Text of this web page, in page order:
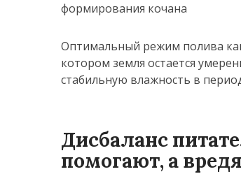
формирования кочана
Оптимальный режим полива
котором земля остается
стабильную влажность в
Дисбаланс
помогают, а